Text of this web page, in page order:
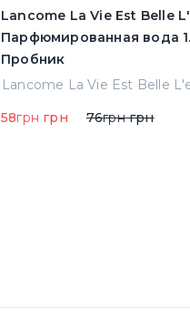
Lancome La Vie Est Belle
Парфюмированная вода
Пробник
58грн грн 76грнгрн